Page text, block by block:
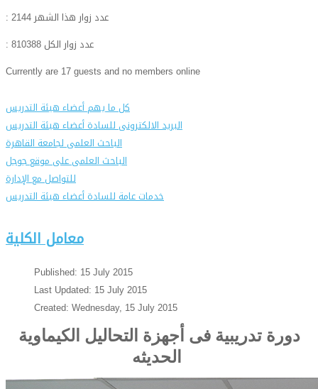
: عدد زوار هذا الشهر 2144
: عدد زوار الكل 810388
Currently are 17 guests and no members online
كل ما يهم أعضاء هيئة التدريس
البريد الالكترونى للسادة أعضاء هيئة التدريس
الباحث العلمى لجامعة القاهرة
الباحث العلمى على موقع جوجل
للتواصل مع الإدارة
خدمات عامة للسادة أعضاء هيئة التدريس
معامل الكلية
Published: 15 July 2015
Last Updated: 15 July 2015
Created: Wednesday, 15 July 2015
دورة تدريبية فى أجهزة التحاليل الكيماوية